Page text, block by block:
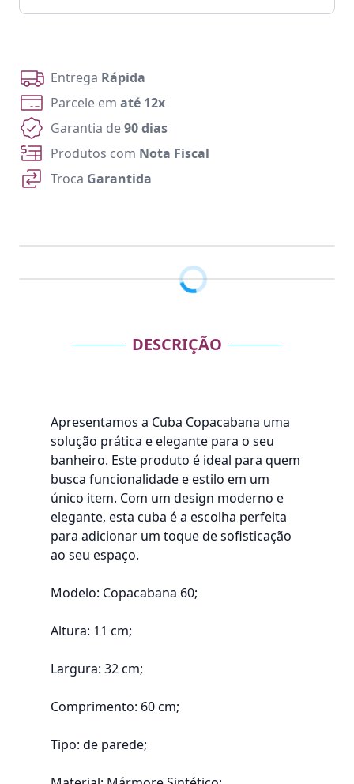
Entrega Rápida
Parcele em até 12x
Garantia de90 dias
Produtos com Nota Fiscal
Troca Garantida
DESCRIÇÃO
Apresentamos a Cuba Copacabana uma
solução prática e elegante para o seu
banheiro. Este produto é ideal para quem
busca funcionalidade e estilo em um
único item. Com um design moderno e
elegante, esta cuba é a escolha perfeita
para adicionar um toque de sofisticação
ao seu espaço.
Modelo: Copacabana 60;
Altura: 11 cm;
Largura: 32 cm;
Comprimento: 60 cm;
Tipo: de parede;